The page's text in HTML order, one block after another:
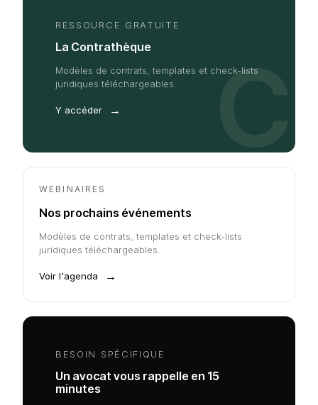
RESSOURCE GRATUITE
La Contrathèque
Modèles de contrats, templates et check-lists
juridiques téléchargeables.
Y accéder → C
WEBINAIRES
Nos prochains événements
Modèles de contrats, templates et check-lists
juridiques téléchargeables.
Voir l'agenda →
BESOIN SPÉCIFIQUE
Un avocat vous rappelle en 15
minutes